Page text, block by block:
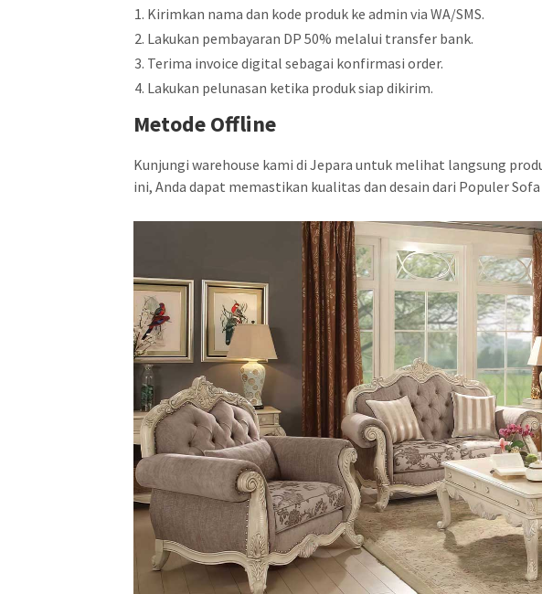
Kirimkan nama dan kode produk ke admin via WA/SMS.
Lakukan pembayaran DP 50% melalui transfer bank.
Terima invoice digital sebagai konfirmasi order.
Lakukan pelunasan ketika produk siap dikirim.
Metode Offline
Kunjungi warehouse kami di Jepara untuk melihat langsung
ini, Anda dapat memastikan kualitas dan desain dari Populer